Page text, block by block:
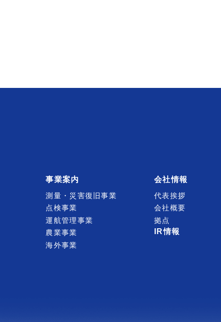
事業案内
測量・災害復旧事業
点検事業
運航管理事業
農業事業
海外事業
会社情報
代表挨拶
会社概要
拠点
IR情報